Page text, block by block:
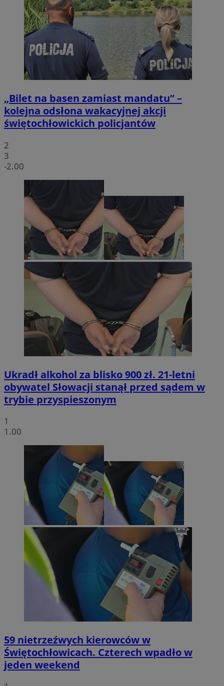
„Bilet na basen zamiast mandatu” –
kolejna odsłona wakacyjnej akcji
świętochłowickich policjantów
2
3
-2.00
Ukradł alkohol za blisko 900 zł. 21-letni
obywatel Słowacji stanął przed sądem w
trybie przyspieszonym
1
1.00
59 nietrzeźwych kierowców w
Świętochłowicach. Czterech wpadło w
jeden weekend